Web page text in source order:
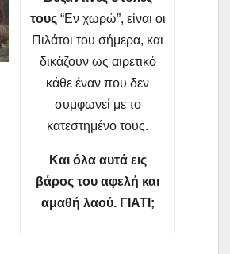
τους“Εν χωρώ”, είναι οι
Πιλάτοι του σήμερα, και
δικάζουν ως αιρετικό
κάθε έναν που δεν
συμφωνεί με το
κατεστημένο τους.
Και όλα αυτά εις
βάρος του αφελή και
αμαθή λαού. ΓΙΑΤΙ;